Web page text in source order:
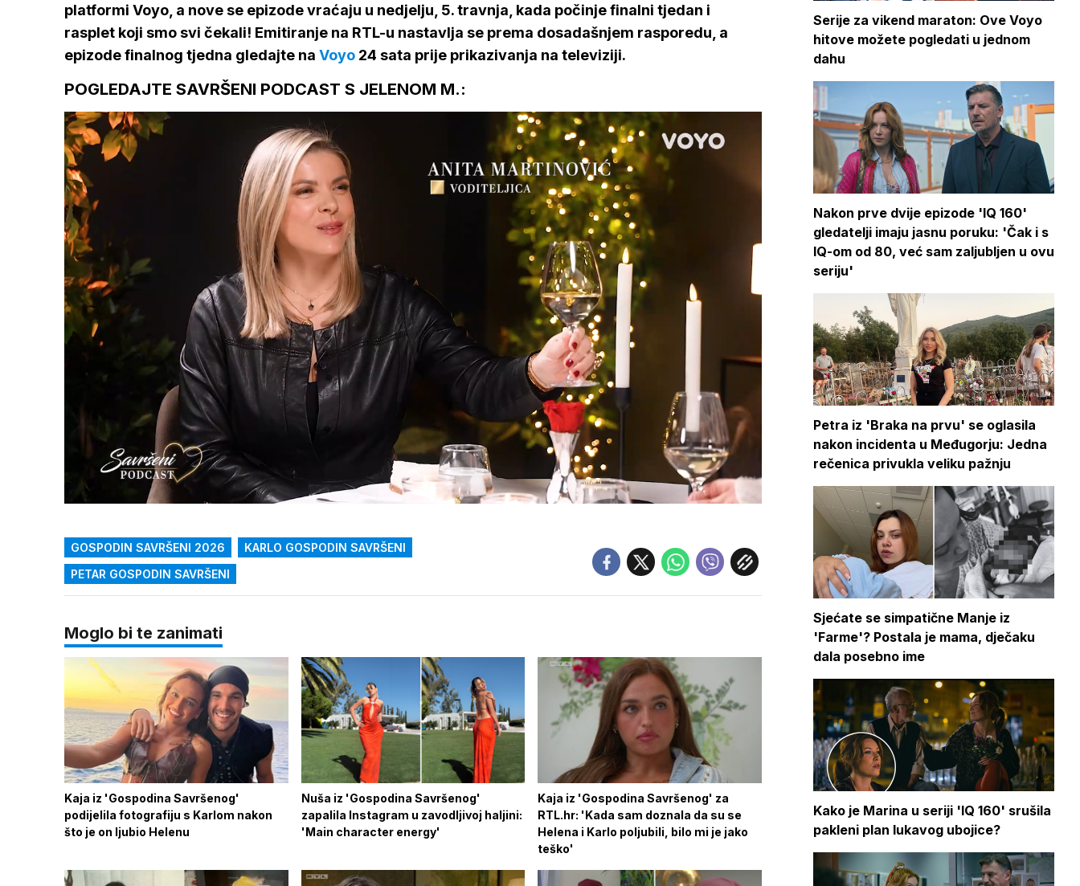
platformi Voyo, a nove se epizode vraćaju u nedjelju, 5. travnja, kada počinje finalni tjedan i
rasplet koji smo svi čekali! Emitiranje na RTL-u nastavlja se prema dosadašnjem rasporedu, a
epizode finalnog tjedna gledajte na Voyo 24 sata prije prikazivanja na televiziji.
POGLEDAJTE SAVRŠENI PODCAST S JELENOM M.:
zvuk
Loaded:
GOSPODIN SAVRŠENI 2026
KARLO GOSPODIN SAVRŠENI
PETAR GOSPODIN SAVRŠENI
Moglo bi te zanimati
Kaja iz 'Gospodina Savršenog'
podijelila fotografiju s Karlom nakon
što je on ljubio Helenu
Nuša iz 'Gospodina Savršenog'
zapalila Instagram u zavodljivoj haljini:
'Main character energy'
Kaja iz 'Gospodina Savršenog' za
RTL.hr: 'Kada sam doznala da su se
Helena i Karlo poljubili, bilo mi je jako
teško'
Serije za vikend maraton: Ove Voyo
hitove možete pogledati u jednom
dahu
Nakon prve dvije epizode 'IQ 160'
gledatelji imaju jasnu poruku: 'Čak i s
IQ-om od 80, već sam zaljubljen u ovu
seriju'
Petra iz 'Braka na prvu' se oglasila
nakon incidenta u Međugorju: Jedna
rečenica privukla veliku pažnju
Sjećate se simpatične Manje iz
'Farme'? Postala je mama, dječaku
dala posebno ime
Kako je Marina u seriji 'IQ 160' srušila
pakleni plan lukavog ubojice?